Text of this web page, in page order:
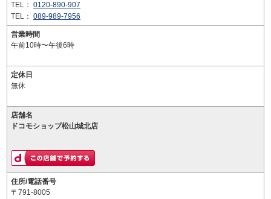
TEL： 0120-890-907
TEL： 089-989-7956
営業時間
午前10時〜午後6時
定休日
無休
店舗名
ドコモショップ松山城北店
住所/電話番号
〒791-8005